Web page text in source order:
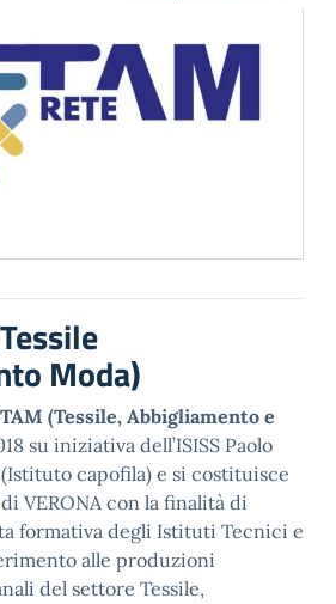
Moda)
(Tessile, Abbigliamento e
su iniziativa dell’ISISS Paolo
capofila) e si costituisce
VERONA con la finalità di
formativa degli Istituti Tecnici e
alle produzioni
del settore Tessile,